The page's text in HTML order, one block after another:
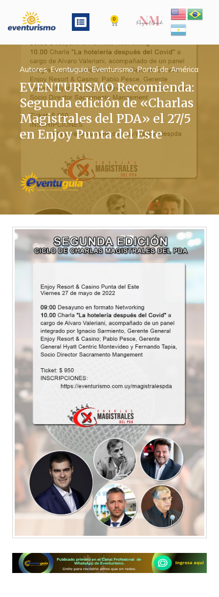
contenido
Menu 0 Cart
Autores,Eventuguia,Eventurismo,Portal de América
EVENTURISMO Recomienda:
Segunda edición de «Charlas
Magistrales del PDA» el 27/5
en Enjoy Punta del Este